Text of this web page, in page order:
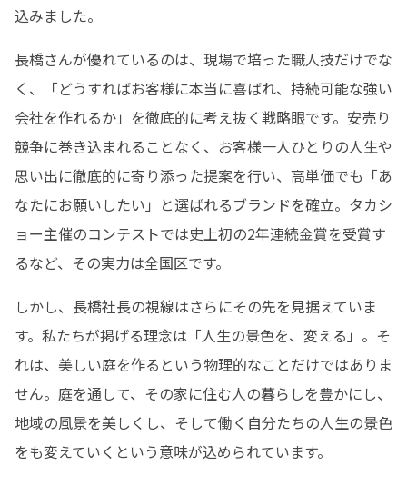
込みました。
長橋さんが優れているのは、現場で培った職人技だけでな
く、「どうすればお客様に本当に喜ばれ、持続可能な強い
会社を作れるか」を徹底的に考え抜く戦略眼です。安売り
競争に巻き込まれることなく、お客様一人ひとりの人生や
思い出に徹底的に寄り添った提案を行い、高単価でも「あ
なたにお願いしたい」と選ばれるブランドを確立。タカシ
ョー主催のコンテストでは史上初の2年連続金賞を受賞す
るなど、その実力は全国区です。
しかし、長橋社長の視線はさらにその先を見据えていま
す。私たちが掲げる理念は「人生の景色を、変える」。そ
れは、美しい庭を作るという物理的なことだけではありま
せん。庭を通して、その家に住む人の暮らしを豊かにし、
地域の風景を美しくし、そして働く自分たちの人生の景色
をも変えていくという意味が込められています。